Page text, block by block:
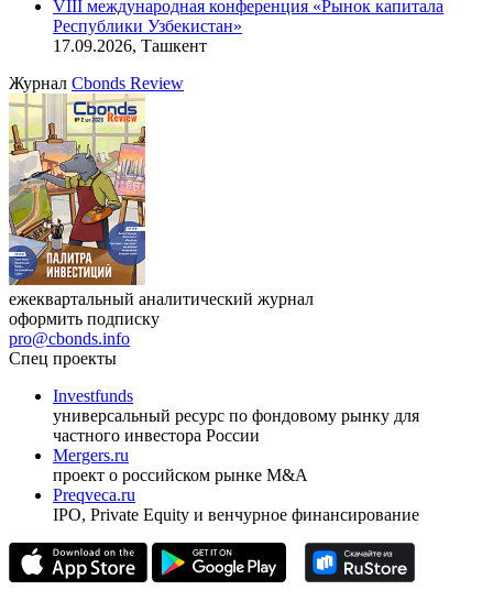
VIII международная конференция «Рынок капитала
Республики Узбекистан»
17.09.2026, Ташкент
Журнал Cbonds Review
ежеквартальный аналитический журнал
оформить подписку
pro@cbonds.info
Спец проекты
Investfunds
универсальный ресурс по фондовому рынку для
частного инвестора России
Mergers.ru
проект о российском рынке M&A
Preqveca.ru
IPO, Private Equity и венчурное финансирование